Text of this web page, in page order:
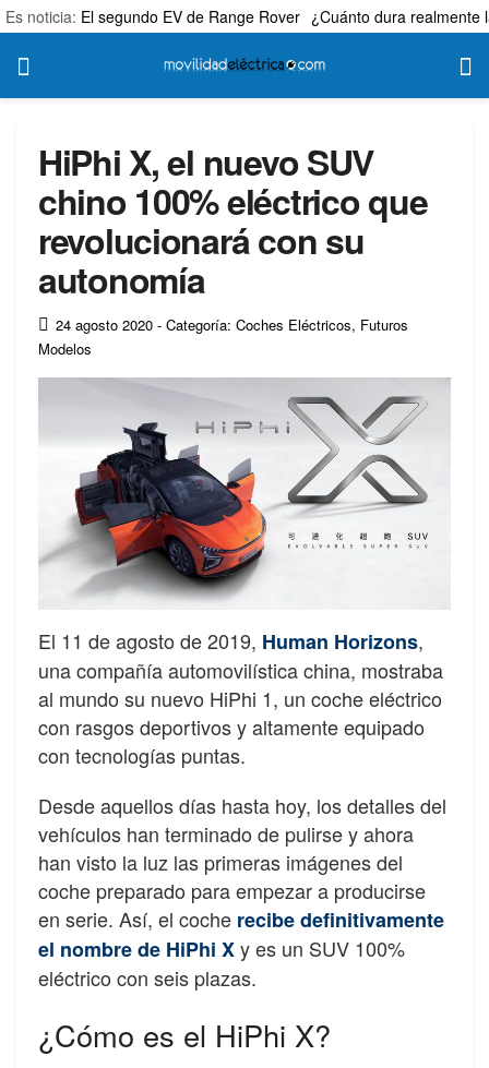
Es noticia: El segundo EV de Range Rover ¿Cuánto dura realmente
HiPhi X, el nuevo SUV
chino 100% eléctrico que
revolucionará con su
autonomía
24 agosto 2020 - Categoría: Coches Eléctricos, Futuros
Modelos
El 11 de agosto de 2019, Human Horizons,
una compañía automovilística china, mostraba
al mundo su nuevo HiPhi 1, un coche eléctrico
con rasgos deportivos y altamente equipado
con tecnologías puntas.
Desde aquellos días hasta hoy, los detalles del
vehículos han terminado de pulirse y ahora
han visto la luz las primeras imágenes del
coche preparado para empezar a producirse
en serie. Así, el coche recibe definitivamente
el nombre de HiPhi Xy es un SUV 100%
eléctrico con seis plazas.
¿Cómo es el HiPhi X?